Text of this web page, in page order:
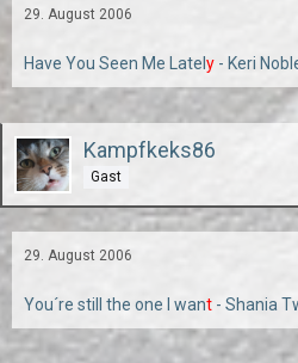
29. August 2006
Have You Seen Me Latel y - Keri
Kampfkeks86
Gast
29. August 2006
You´re still the one I want - Shania